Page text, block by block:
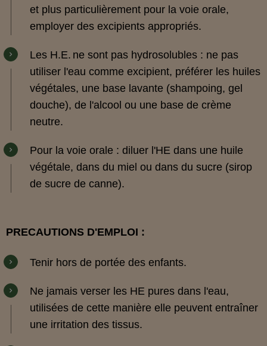
et plus particulièrement pour la voie orale,
employer des excipients appropriés.
Les H.E. ne sont pas hydrosolubles : ne pas
utiliser l'eau comme excipient, préférer les huiles
végétales, une base lavante (shampoing, gel
douche), de l'alcool ou une base de crème
neutre.
Pour la voie orale : diluer l'HE dans une huile
végétale, dans du miel ou dans du sucre (sirop
de sucre de canne).
PRECAUTIONS D'EMPLOI :
Tenir hors de portée des enfants.
Ne jamais verser les HE pures dans l'eau,
utilisées de cette manière elle peuvent entraîner
une irritation des tissus.